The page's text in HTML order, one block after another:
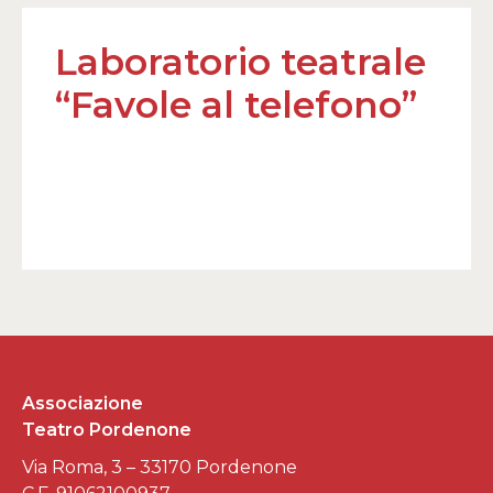
Laboratorio teatrale
“Favole al telefono”
Associazione
Teatro Pordenone
Via Roma, 3 – 33170 Pordenone